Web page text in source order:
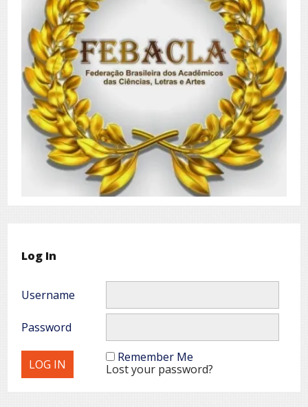
Log In
Username
Password
Remember Me
Lost your password?